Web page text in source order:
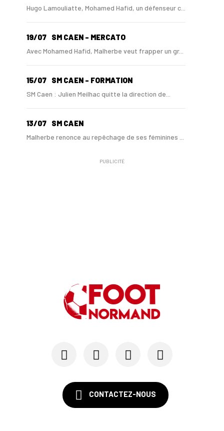
Hugo Lamouliatte, Mohamed Hafid, un défenseur c...
19/07 SM CAEN - MERCATO
Avec Mohamed Hafid, Malherbe veut frapper un gr...
15/07 SM CAEN - FORMATION
SM Caen : Julien Meilhac quitte la direction de...
13/07 SM CAEN
Malherbe renonce au repêchage de ses féminines ...
SM CAEN - MERCATO
Le Rouennais Nassim Titebah sur les tablettes d...
Le Stade Malherbe sur le point de sécuriser une...
PUBLICITÉ
CONTACTEZ-NOUS